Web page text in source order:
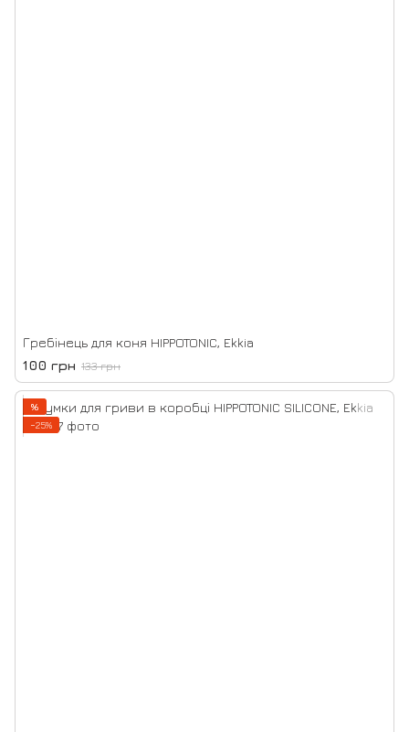
Гребінець для коня HIPPOTONIC, Ekkia
100 грн 133 грн
%
−25%